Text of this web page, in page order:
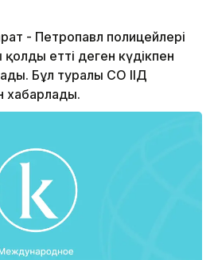
- Петропавл полицейлері
етті деген күдікпен
Бұл туралы СҚО ІІД
хабарлады.